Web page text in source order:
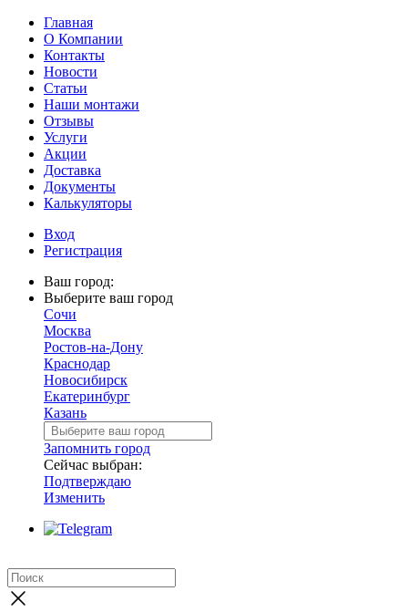
Главная
О Компании
Контакты
Новости
Статьи
Наши монтажи
Отзывы
Услуги
Акции
Доставка
Документы
Калькуляторы
Вход
Регистрация
Ваш город:
Выберите ваш город
Сочи
Москва
Ростов-на-Дону
Краснодар
Новосибирск
Екатеринбург
Казань
Запомнить город
Сейчас выбран:
Подтверждаю
Изменить